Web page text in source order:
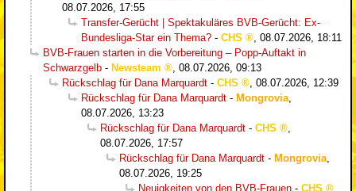
08.07.2026, 17:55
Transfer-Gerücht | Spektakuläres BVB-Gerücht: Ex-
Bundesliga-Star ein Thema? - CHS
08.07.2026, 18:11
BVB-Frauen starten in die Vorbereitung – Popp-Auftakt in
Schwarzgelb - Newsteam
08.07.2026, 09:13
Rückschlag für Dana Marquardt - CHS
08.07.2026, 12:39
Rückschlag für Dana Marquardt - Mongrovia
08.07.2026, 13:23
Rückschlag für Dana Marquardt - CHS
08.07.2026, 17:57
Rückschlag für Dana Marquardt - Mongrovia
08.07.2026, 19:25
Neuigkeiten von den BVB-Frauen - CHS